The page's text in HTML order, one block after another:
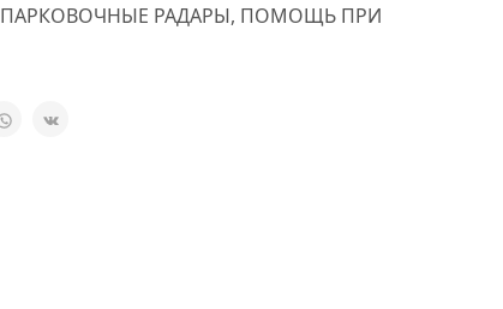
ПАРКОВОЧНЫЕ РАДАРЫ, ПОМОЩЬ ПРИ